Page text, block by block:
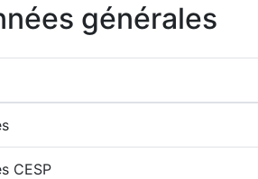
générales
CESP